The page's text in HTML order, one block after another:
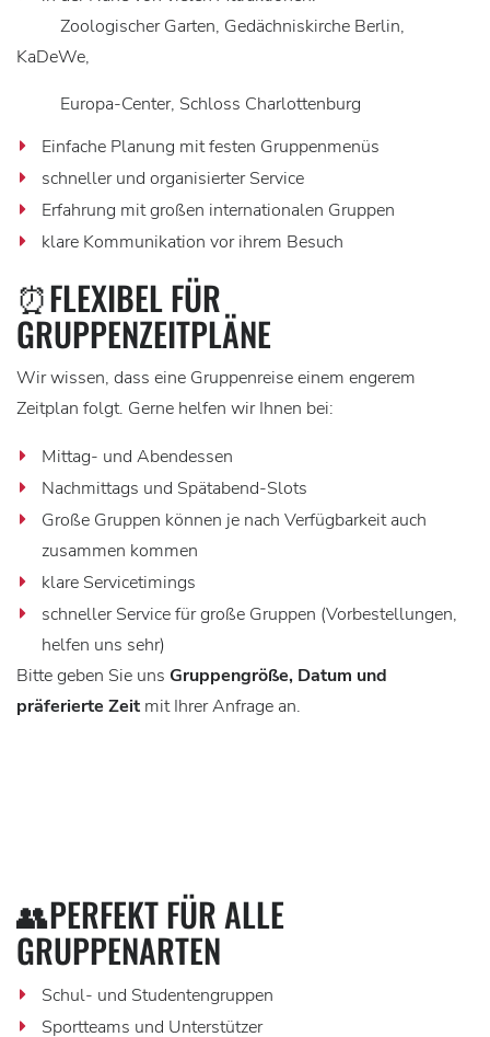
Zoologischer Garten, Gedächniskirche Berlin,
KaDeWe,
Europa-Center, Schloss Charlottenburg
Einfache Planung mit festen Gruppenmenüs
schneller und organisierter Service
Erfahrung mit großen internationalen Gruppen
klare Kommunikation vor ihrem Besuch
⏰FLEXIBEL FÜR
GRUPPENZEITPLÄNE
Wir wissen, dass eine Gruppenreise einem engerem
Zeitplan folgt. Gerne helfen wir Ihnen bei:
Mittag- und Abendessen
Nachmittags und Spätabend-Slots
Große Gruppen können je nach Verfügbarkeit auch
zusammen kommen
klare Servicetimings
schneller Service für große Gruppen (Vorbestellungen,
helfen uns sehr)
Bitte geben Sie uns Gruppengröße, Datum und
präferierte Zeit mit Ihrer Anfrage an.
👥PERFEKT FÜR ALLE
GRUPPENARTEN
Schul- und Studentengruppen
Sportteams und Unterstützer